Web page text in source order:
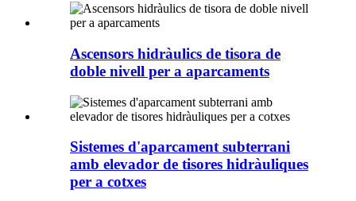
Ascensors hidràulics de tisora ​​de
doble nivell per a aparcaments
Sistemes d'aparcament subterrani
amb elevador de tisores hidràuliques
per a cotxes